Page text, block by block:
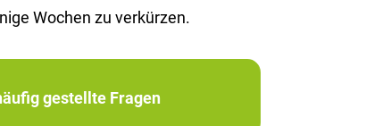
Wo­chen zu ver­kür­zen.
gestellte Fragen